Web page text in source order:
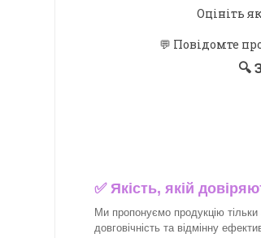
Оцініть
💬 Повідомте
🔍
✅Якість, якій
Ми пропонуємо продукцію тільки
довговічність та відмінну